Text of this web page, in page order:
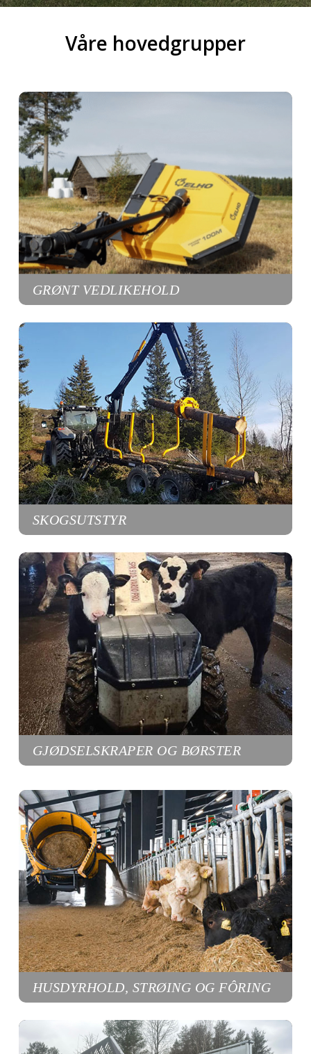
Våre hovedgrupper
GRØNT VEDLIKEHOLD
SKOGSUTSTYR
GJØDSELSKRAPER OG BØRSTER
HUSDYRHOLD, STRØING OG FÔRING